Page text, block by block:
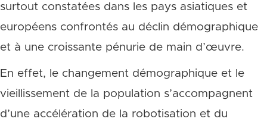
surtout constatées dans les pays asiatiques et
européens confrontés au déclin démographique
et à une croissante pénurie de main d’œuvre.
En effet, le changement démographique et le
vieillissement de la population s’accompagnent
d’une accélération de la robotisation et du